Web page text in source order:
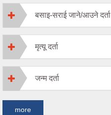
बसाइ-सराई जाने/आउने दर्ता
मृत्यू दर्ता
जन्म दर्ता
more